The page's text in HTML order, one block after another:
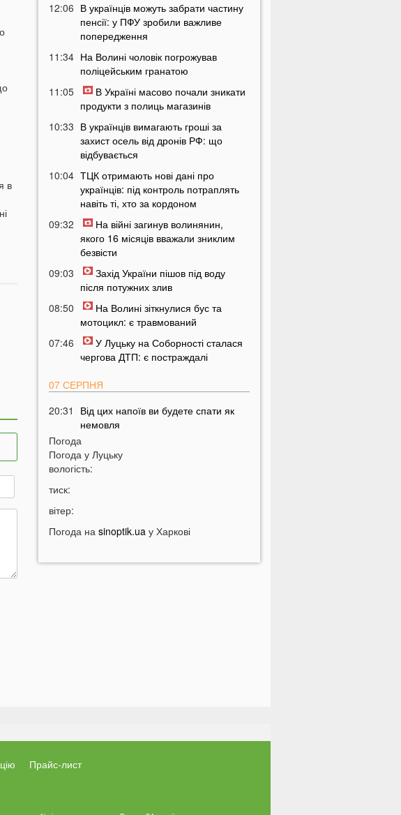
в
12:06 В українців можуть забрати частину
пенсії: у ПФУ зробили важливе
попередження
11:34 На Волині чоловік погрожував
поліцейським гранатою
11:05
В Україні масово почали зникати
продукти з полиць магазинів
10:33 В українців вимагають гроші за
захист осель від дронів РФ: що
відбувається
10:04 ТЦК отримають нові дані про
українців: під контроль потраплять
навіть ті, хто за кордоном
09:32
На війні загинув волинянин,
якого 16 місяців вважали зниклим
безвісти
09:03
Захід України пішов під воду
після потужних злив
08:50
На Волині зіткнулися бус та
мотоцикл: є травмований
07:46
У Луцьку на Соборності сталася
чергова ДТП: є постраждалі
07 СЕРПНЯ
20:31
Від цих напоїв ви будете спати як
немовля
20:17 Три знаки Зодіаку несподівано
розбагатіють найближчим часом
19:30
знаком Зодіаку
робити під час грози
17:36
На Волині військові ТЦК вибили
Погода
Погода у Луцьку
вологість:
тиск:
вітер:
Погода на sinoptik.uaу Харкові
Прайс-лист